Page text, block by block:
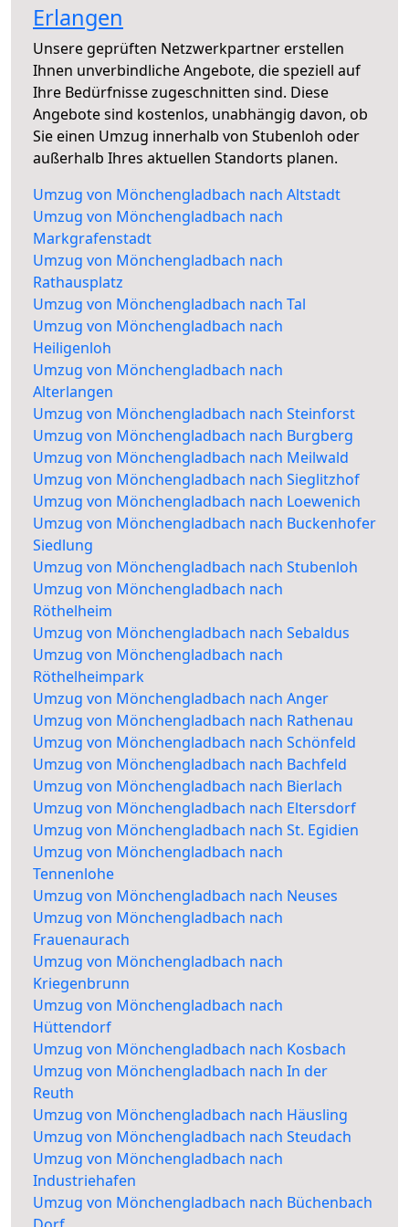
Erlangen
Unsere geprüften Netzwerkpartner erstellen
Ihnen unverbindliche Angebote, die speziell auf
Ihre Bedürfnisse zugeschnitten sind. Diese
Angebote sind kostenlos, unabhängig davon, ob
Sie einen Umzug innerhalb von Stubenloh oder
außerhalb Ihres aktuellen Standorts planen.
Umzug von Mönchengladbach nach Altstadt
Umzug von Mönchengladbach nach
Markgrafenstadt
Umzug von Mönchengladbach nach
Rathausplatz
Umzug von Mönchengladbach nach Tal
Umzug von Mönchengladbach nach
Heiligenloh
Umzug von Mönchengladbach nach
Alterlangen
Umzug von Mönchengladbach nach Steinforst
Umzug von Mönchengladbach nach Burgberg
Umzug von Mönchengladbach nach Meilwald
Umzug von Mönchengladbach nach Sieglitzhof
Umzug von Mönchengladbach nach Loewenich
Umzug von Mönchengladbach nach Buckenhofer
Siedlung
Umzug von Mönchengladbach nach Stubenloh
Umzug von Mönchengladbach nach
Röthelheim
Umzug von Mönchengladbach nach Sebaldus
Umzug von Mönchengladbach nach
Röthelheimpark
Umzug von Mönchengladbach nach Anger
Umzug von Mönchengladbach nach Rathenau
Umzug von Mönchengladbach nach Schönfeld
Umzug von Mönchengladbach nach Bachfeld
Umzug von Mönchengladbach nach Bierlach
Umzug von Mönchengladbach nach Eltersdorf
Umzug von Mönchengladbach nach St. Egidien
Umzug von Mönchengladbach nach
Tennenlohe
Umzug von Mönchengladbach nach Neuses
Umzug von Mönchengladbach nach
Frauenaurach
Umzug von Mönchengladbach nach
Kriegenbrunn
Umzug von Mönchengladbach nach
Hüttendorf
Umzug von Mönchengladbach nach Kosbach
Umzug von Mönchengladbach nach In der
Reuth
Umzug von Mönchengladbach nach Häusling
Umzug von Mönchengladbach nach Steudach
Umzug von Mönchengladbach nach
Industriehafen
Umzug von Mönchengladbach nach Büchenbach